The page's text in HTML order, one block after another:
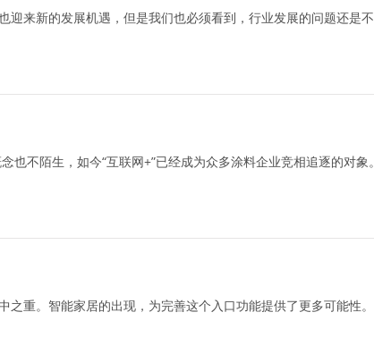
来新的发展机遇，但是我们也必须看到，行业发展的问题还是
不陌生，如今“互联网+”已经成为众多涂料企业竞相追逐的对
重。智能家居的出现，为完善这个入口功能提供了更多可能性